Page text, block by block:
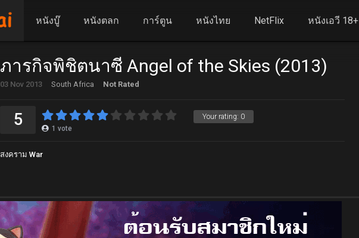
หนังบู๊ หนังตลก การ์ตูน หนังไทย NetFlix หนังเอวี 18+
ภารกิจพิชิตนาซี Angel of the Skies (2013)
03 Nov 2013 South Africa Not Rated
Your rating: 0
5 1 vote
สงคราม War